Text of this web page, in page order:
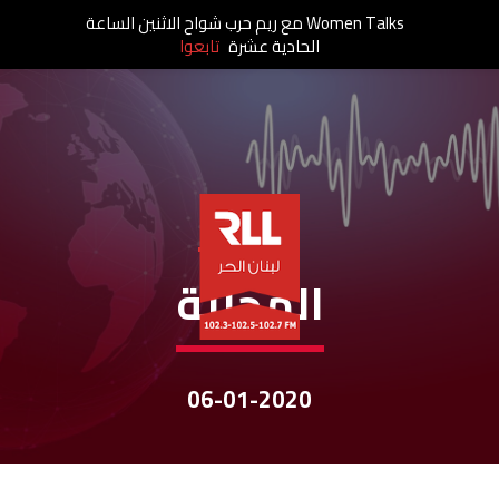
نشرات الأخبار
المحليّة
06-01-2020
Women Talks مع ريم حرب شواح الاثنين الساعة
الحادية عشرة تابعوا